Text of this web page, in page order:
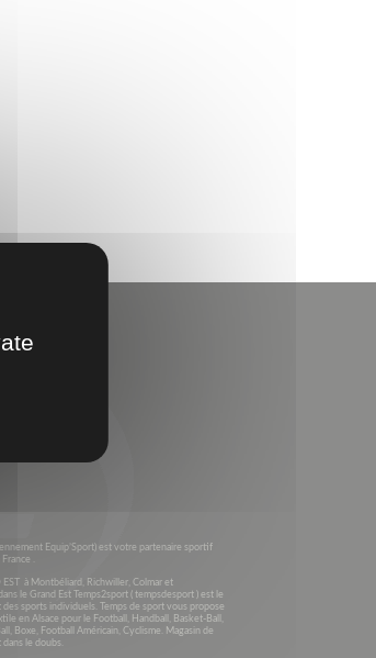
Equip’Sport) est votre partenaire sportif
.
à Montbéliard, Richwiller, Colmar et
le Grand Est Temps2sport ( tempsdesport ) est le
sports individuels. Temps de sport vous propose
en Alsace pour le Football, Handball, Basket-Ball,
Boxe, Football Américain, Cyclisme. Magasin de
le doubs.